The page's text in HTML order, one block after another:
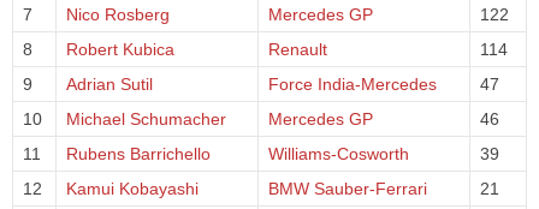
7
Nico Rosberg Mercedes GP
122
8
Robert Kubica Renault
114
9
Adrian Sutil Force India-Mercedes
47
10
Michael Schumacher Mercedes GP
46
11
Rubens Barrichello Williams-Cosworth
39
12
Kamui Kobayashi BMW Sauber-Ferrari
21